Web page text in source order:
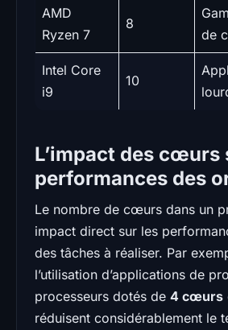
AMD
Ryzen 7
8
de
Intel Core
i9
10
L’impact des cœurs
performances des
Le nombre de cœurs dans un
impact direct sur les
des tâches à réaliser. Par
l’utilisation d’applications de
processeurs dotés de 4 cœurs
réduisent considérablement le